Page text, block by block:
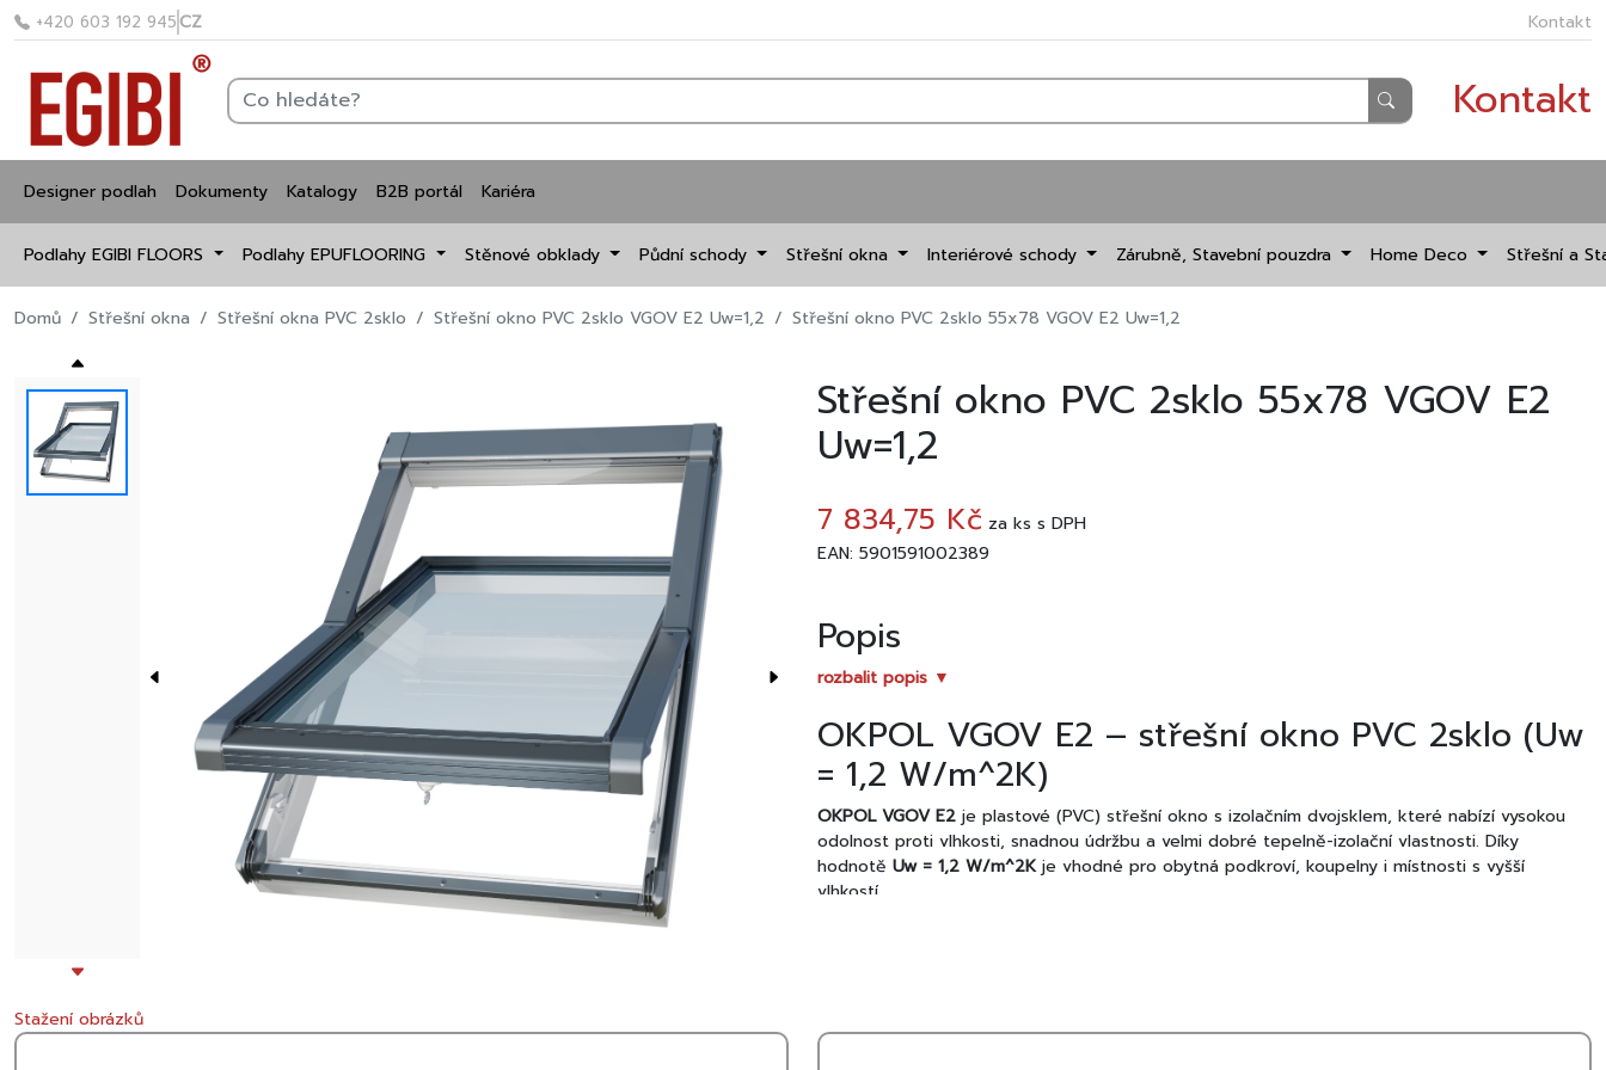
+420 603 192 945CZ Kontakt
Kontakt
Designer podlah Dokumenty Katalogy B2B portál Kariéra
Podlahy EGIBI FLOORS Podlahy EPUFLOORING Stěnové obklady Půdní schody Střešní okna Interiérové schody Zárubně, Stavební pouzdra Home Deco Střešní a
Domů Střešní okna Střešní okna PVC 2sklo Střešní okno PVC 2sklo VGOV E2 Uw=1,2 Střešní okno PVC 2sklo 55x78 VGOV E2 Uw=1,2
Stažení obrázků
Střešní okno PVC 2sklo 55x78 VGOV E2
Uw=1,2
7 834,75 Kč za ks s DPH
EAN: 5901591002389
Popis
rozbalit popis ▼
OKPOL VGOV E2 – střešní okno PVC 2sklo (Uw
= 1,2 W/m^2K)
OKPOL VGOV E2 je plastové (PVC) střešní okno s izolačním dvojsklem, které nabízí vysokou
odolnost proti vlhkosti, snadnou údržbu a velmi dobré tepelně-izolační vlastnosti. Díky
hodnotě Uw = 1,2 W/m^2Kje vhodné pro obytná podkroví, koupelny i místnosti s vyšší
vlhkostí.